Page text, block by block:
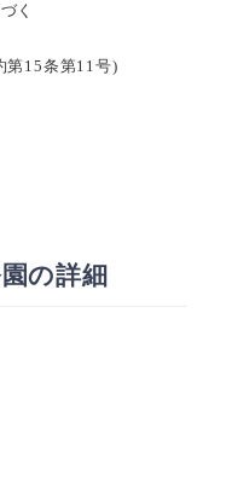
く
第15条第11号)
の詳細